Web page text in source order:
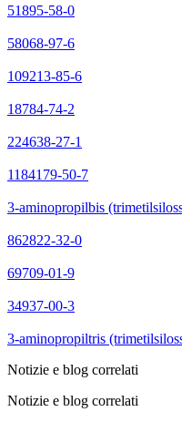
51895-58-0
58068-97-6
109213-85-6
18784-74-2
224638-27-1
1184179-50-7
3-aminopropilbis
862822-32-0
69709-01-9
34937-00-3
3-aminopropiltris
Notizie e blog correlati
Notizie e blog correlati